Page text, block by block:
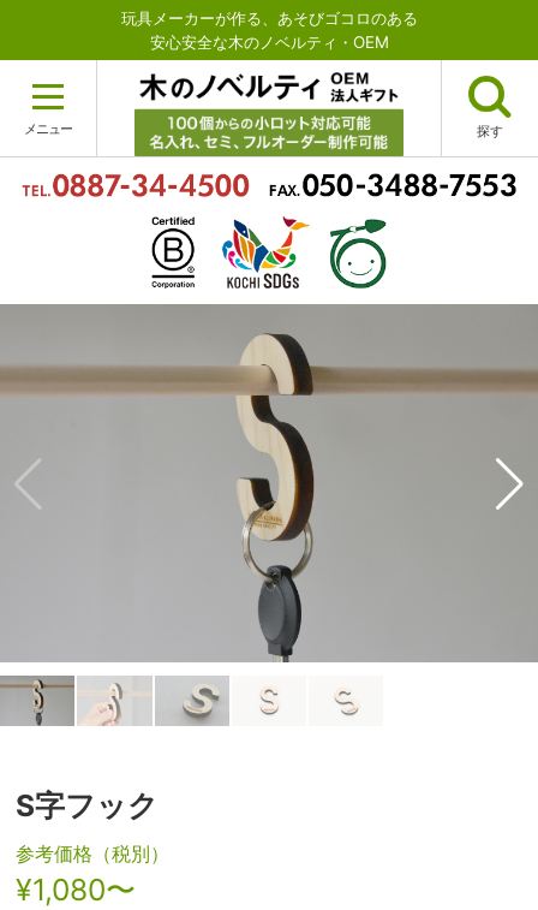
玩具メーカーが作る、あそびゴコロのある
安心安全な木のノベルティ・OEM
メニュー 探す
S字フック
参考価格（税別）
¥1,080〜